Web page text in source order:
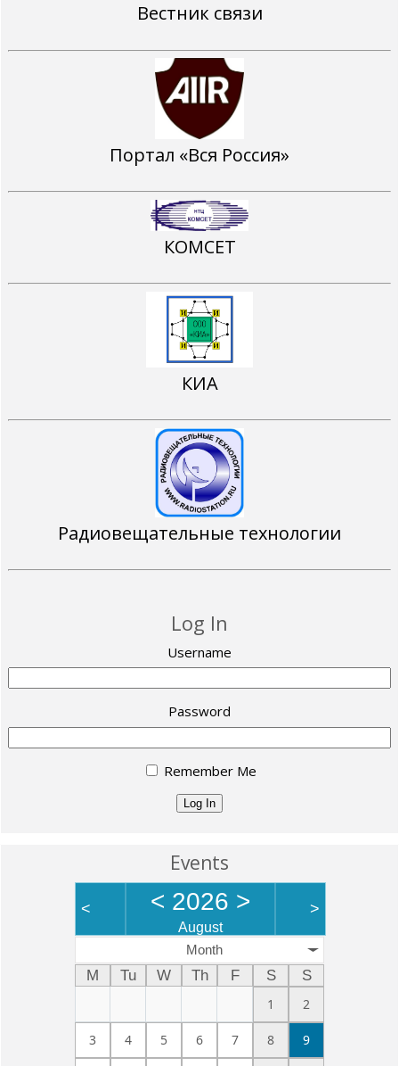
Вестник связи
Портал «Вся Россия»
КОМСЕТ
КИА
Радиовещательные технологии
Log In
Username
Password
Remember Me
Log In
Events
< < 2026 >
August
>
Month
M Tu W Th F S
S
1
2
3 4 5 6 7 8 9